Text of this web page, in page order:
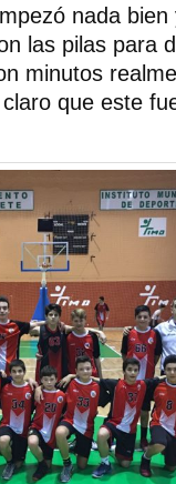
nada
las pilas para
minutos
que este